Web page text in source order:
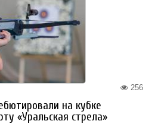
256
на кубке
«Уральская стрела»